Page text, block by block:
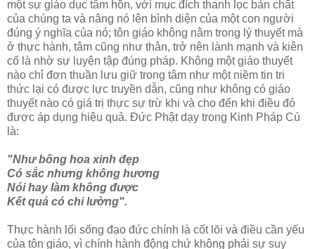
một sự giáo dục tâm hồn, với mục đích thanh lọc bản chất
của chúng ta và nâng nó lên bình diện của một con người
đúng ý nghĩa của nó; tôn giáo không nằm trong lý thuyết mà
ở thực hành, tâm cũng như thân, trở nên lành mạnh và kiên
cố là nhờ sự luyện tập đúng pháp. Không một giáo thuyết
nào chỉ đơn thuần lưu giữ trong tâm như một niềm tin tri
thức lại có được lực truyền dẫn, cũng như không có giáo
thuyết nào có giá trị thực sự trừ khi và cho đến khi điều đó
được áp dụng hiệu quả. Ðức Phật dạy trong Kinh Pháp Cú
là:
"Như bông hoa xinh đẹp
Có sắc nhưng không hương
Nói hay làm không được
Kết quả có chi lường".
Thực hành lối sống đạo đức chính là cốt lõi và điều cần yếu
của tôn giáo, vì chính hành động chứ không phải sự suy